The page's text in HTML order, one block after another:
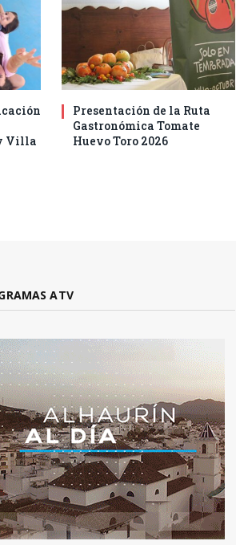
Villa
Presentación de la Ruta
Gastronómica Tomate
Huevo Toro 2026
ATV